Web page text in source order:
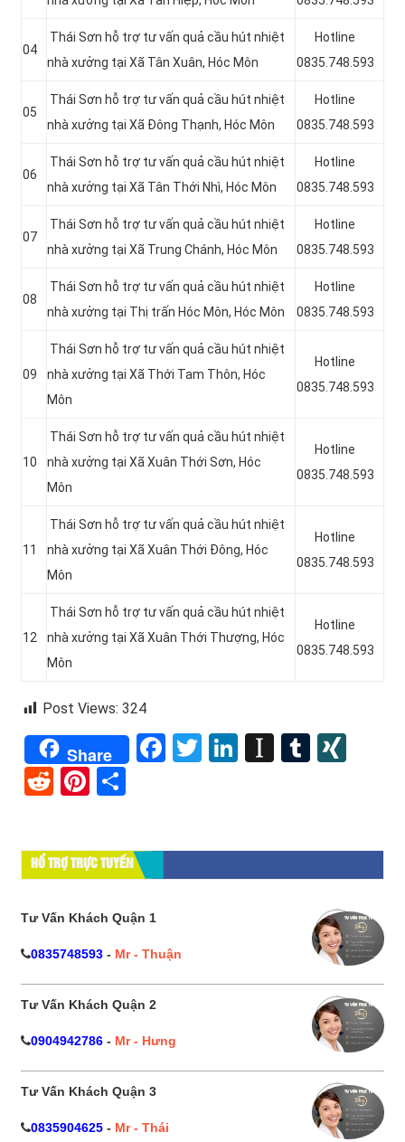
04
Thái Sơn hỗ trợ tư vấn quả cầu hút nhiệt
nhà xưởng tại Xã Tân Xuân, Hóc Môn
Hotline
0835.748.593
05
Thái Sơn hỗ trợ tư vấn quả cầu hút nhiệt
nhà xưởng tại Xã Đông Thạnh, Hóc Môn
Hotline
0835.748.593
06
Thái Sơn hỗ trợ tư vấn quả cầu hút nhiệt
nhà xưởng tại Xã Tân Thới Nhì, Hóc Môn
Hotline
0835.748.593
07
Thái Sơn hỗ trợ tư vấn quả cầu hút nhiệt
nhà xưởng tại Xã Trung Chánh, Hóc Môn
Hotline
0835.748.593
08
Thái Sơn hỗ trợ tư vấn quả cầu hút nhiệt
nhà xưởng tại Thị trấn Hóc Môn, Hóc Môn
Hotline
0835.748.593
09
Thái Sơn hỗ trợ tư vấn quả cầu hút nhiệt
nhà xưởng tại Xã Thới Tam Thôn, Hóc
Môn
Hotline
0835.748.593
10
Thái Sơn hỗ trợ tư vấn quả cầu hút nhiệt
nhà xưởng tại Xã Xuân Thới Sơn, Hóc
Môn
Hotline
0835.748.593
11
Thái Sơn hỗ trợ tư vấn quả cầu hút nhiệt
nhà xưởng tại Xã Xuân Thới Đông, Hóc
Môn
Hotline
0835.748.593
12
Thái Sơn hỗ trợ tư vấn quả cầu hút nhiệt
nhà xưởng tại Xã Xuân Thới Thượng, Hóc
Môn
Hotline
0835.748.593
Post Views: 324
Share Facebook
Twitter
LinkedInTumblr
RedditPinterest
HỔ TRỢ TRỰC TUYẾN
Tư Vấn Khách Quận 1
0835748593 - Mr - Thuận
Tư Vấn Khách Quận 2
0904942786 - Mr - Hưng
Tư Vấn Khách Quận 3
0835904625 - Mr - Thái